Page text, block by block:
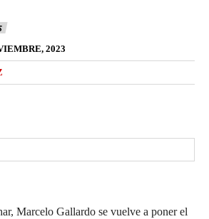
2023
Marcelo Gallardo se vuelve a poner el